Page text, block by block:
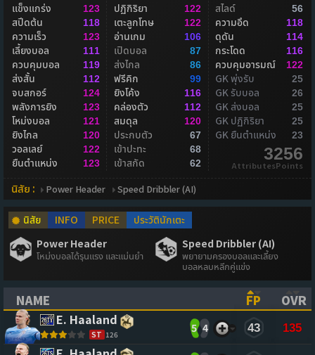
แข็งแกร่ง 123
สปีดต้น 118
ความเร็ว 123
เลี้ยงบอล 111
ควบคุมบอล 119
ส่งสั้น 112
จบสกอร์ 124
พลังการยิง 123
โหม่งบอล 121
ยิงไกล 120
วอลเลย์ 122
ยืนตำแหน่ง 123
ปฏิกิริยา 122
เตะลูกโทษ 122
อ่านเกม 106
เปิดบอล 87
ส่งไกล 86
ฟรีคิก 99
ยิงโค้ง 116
คล่องตัว 112
สมดุล 120
ประกบตัว 67
เข้าปะทะ 68
เข้าสกัด 62
สไลด์ 56
ความอึด 118
ดุดัน 114
กระโดด 116
ควบคุมอารมณ์ 122
GK พุ่งรับ 25
GK รับบอล 26
GK ส่งบอล 25
GK ปฏิกิริยา 25
GK ยืนตำแหน่ง 23
3256
AttributesPoints
นิสัย : Power Header Speed Dribbler (AI)
นิสัย INFO PRICE
ประวัตินักเตะ
Power Header
โหม่งบอลได้รุนแรง และแม่นยำ
Speed Dribbler (AI)
พยายามครองบอลและเลี้ยง
บอลหลบหลีกคู่แข่ง
NAME
(CLICK TO SORT ASCENDING)
FP
OVR
E. Haaland
ST 126
5 4 43 135